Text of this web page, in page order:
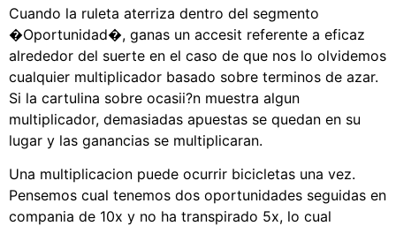
Cuando la ruleta aterriza dentro del segmento
�Oportunidad�, ganas un accesit referente a eficaz
alrededor del suerte en el caso de que nos lo olvidemos
cualquier multiplicador basado sobre terminos de azar.
Si la cartulina sobre ocasii?n muestra algun
multiplicador, demasiadas apuestas se quedan en su
lugar y las ganancias se multiplicaran.
Una multiplicacion puede ocurrir bicicletas una vez.
Pensemos cual tenemos dos oportunidades seguidas en
compania de 10x y no ha transpirado 5x, lo cual